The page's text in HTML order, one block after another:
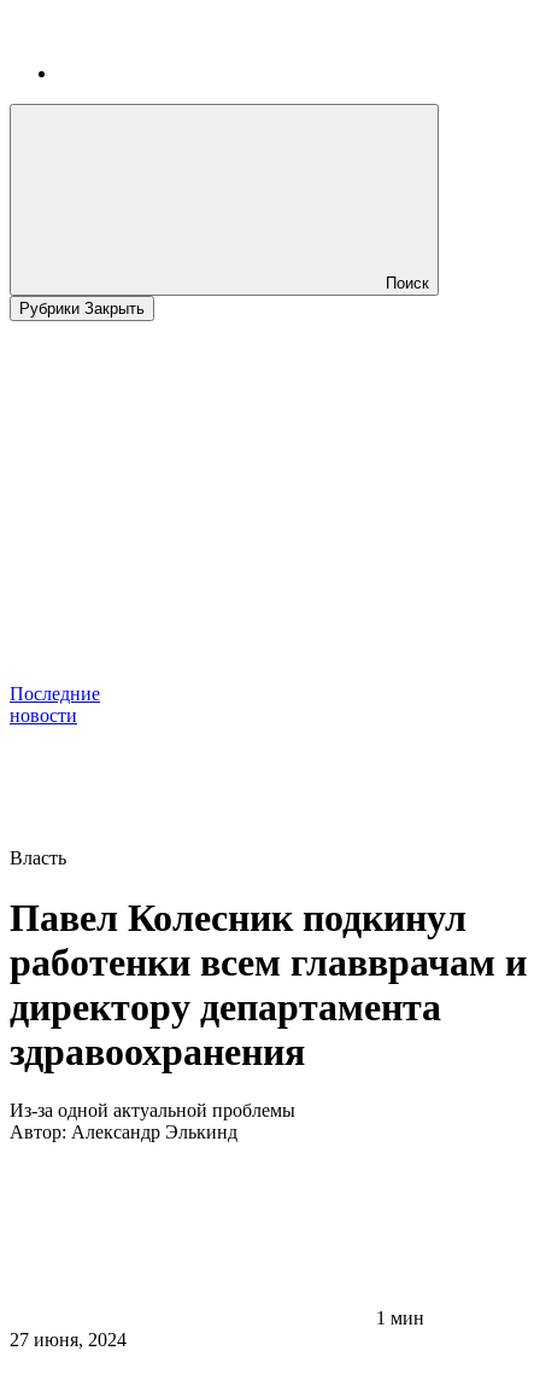
Поиск
Рубрики Закрыть
Последние
новости
Власть
Павел Колесник подкинул
работенки всем главврачам и
директору департамента
здравоохранения
Из-за одной актуальной проблемы
Автор: Александр Элькинд
1 мин
27 июня, 2024